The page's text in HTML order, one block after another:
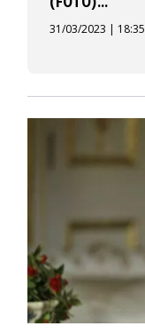
31/03/2023 | 18:35